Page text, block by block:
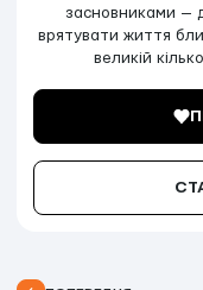
засновниками —
врятувати життя
великій